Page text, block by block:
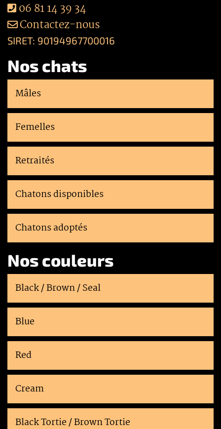
06 81 14 39 34
Contactez-nous
SIRET: 90194967700016
Nos chats
Mâles
Femelles
Retraités
Chatons disponibles
Chatons adoptés
Nos couleurs
Black / Brown / Seal
Blue
Red
Cream
Black Tortie / Brown Tortie